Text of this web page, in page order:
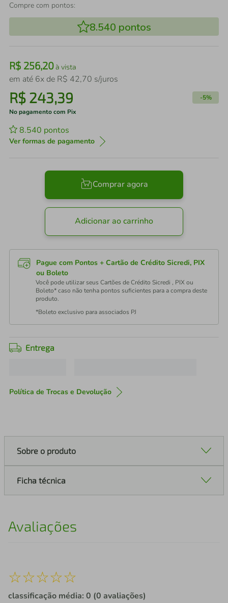
Compre com pontos:
8.540 pontos
R$ 256,20à vista
em até 6x de R$ 42,70 s/juros
R$ 243,39 -5%
No pagamento com Pix
8.540 pontos
Ver formas de pagamento
Comprar agora
Adicionar ao carrinho
Pague com Pontos + Cartão de Crédito Sicredi, PIX
ou Boleto
Você pode utilizar seus Cartões de Crédito Sicredi , PIX ou
Boleto* caso não tenha pontos suficientes para a compra deste
produto.
*Boleto exclusivo para associados PJ
Entrega
Política de Trocas e Devolução
Sobre o produto
Ficha técnica
Avaliações
☆☆☆☆☆
classificação média: 0 (0 avaliações)